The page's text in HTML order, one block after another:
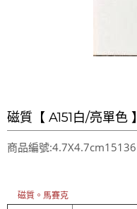
磁質【 A151白/亮單色 】
商品編號:4.7X4.7cm15136
磁質。馬賽克